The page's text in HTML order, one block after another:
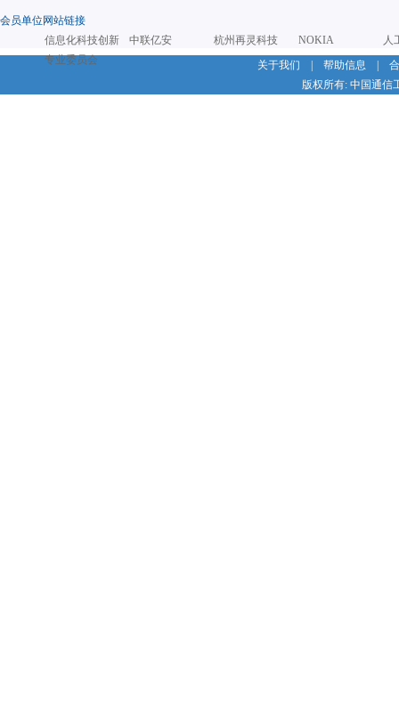
会员单位网站链接
信息化科技创新
专业委员会
中联亿安 杭州再灵科技 NOKIA
人
关于我们
帮助信息
版权所有: 中国通信